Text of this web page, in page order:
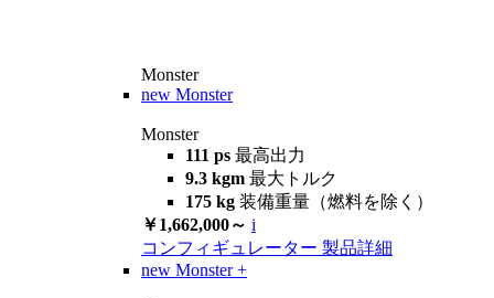
Monster
new Monster
Monster
111 ps 最高出力
9.3 kgm 最大トルク
175 kg 装備重量（燃料を除く）
￥1,662,000～ i
コンフィギュレーター 製品詳細
new Monster +